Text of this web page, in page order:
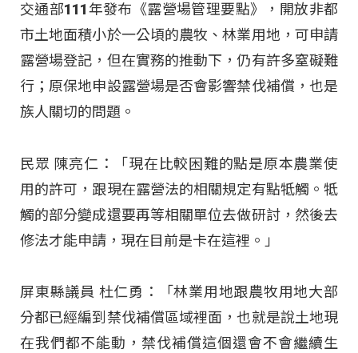
交通部111年發布《露營場管理要點》，開放非都
市土地面積小於一公頃的農牧、林業用地，可申請
露營場登記，但在實務的推動下，仍有許多窒礙難
行；原保地申設露營場是否會影響禁伐補償，也是
族人關切的問題。
民眾 陳亮仁：「現在比較困難的點是原本農業使
用的許可，跟現在露營法的相關規定有點牴觸。牴
觸的部分變成還要再等相關單位去做研討，然後去
修法才能申請，現在目前是卡在這裡。」
屏東縣議員 杜仁勇：「林業用地跟農牧用地大部
分都已經編到禁伐補償區域裡面，也就是說土地現
在我們都不能動，禁伐補償這個還會不會繼續生